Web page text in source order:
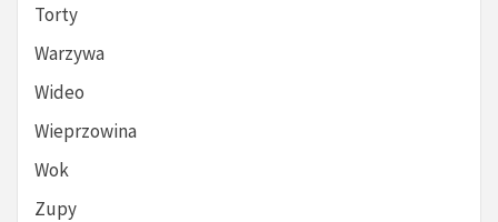
Torty
Warzywa
Wideo
Wieprzowina
Wok
Zupy